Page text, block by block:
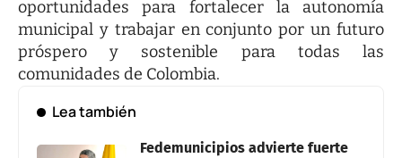
oportunidades para fortalecer la autonomía
municipal y trabajar en conjunto por un futuro
próspero y sostenible para todas las
comunidades de Colombia.
Lea también
Fedemunicipios advierte fuerte